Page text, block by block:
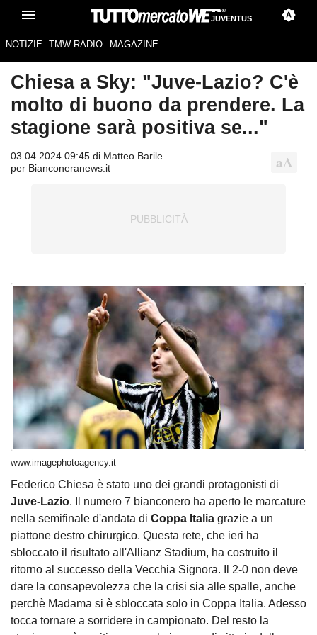
JUVENTUS
NOTIZIE TMW RADIO MAGAZINE
Chiesa a Sky: "Juve-Lazio? C'è
molto di buono da prendere. La
stagione sarà positiva se..."
03.04.2024 09:45 di Matteo Barile
per Bianconeranews.it
www.imagephotoagency.it
Federico Chiesa è stato uno dei grandi protagonisti di
Juve-Lazio. Il numero 7 bianconero ha aperto le marcature
nella semifinale d'andata di Coppa Italia grazie a un
piattone destro chirurgico. Questa rete, che ieri ha
sbloccato il risultato all'Allianz Stadium, ha costruito il
ritorno al successo della Vecchia Signora. Il 2-0 non deve
dare la consapevolezza che la crisi sia alle spalle, anche
perchè Madama si è sbloccata solo in Coppa Italia. Adesso
tocca tornare a sorridere in campionato. Del resto la